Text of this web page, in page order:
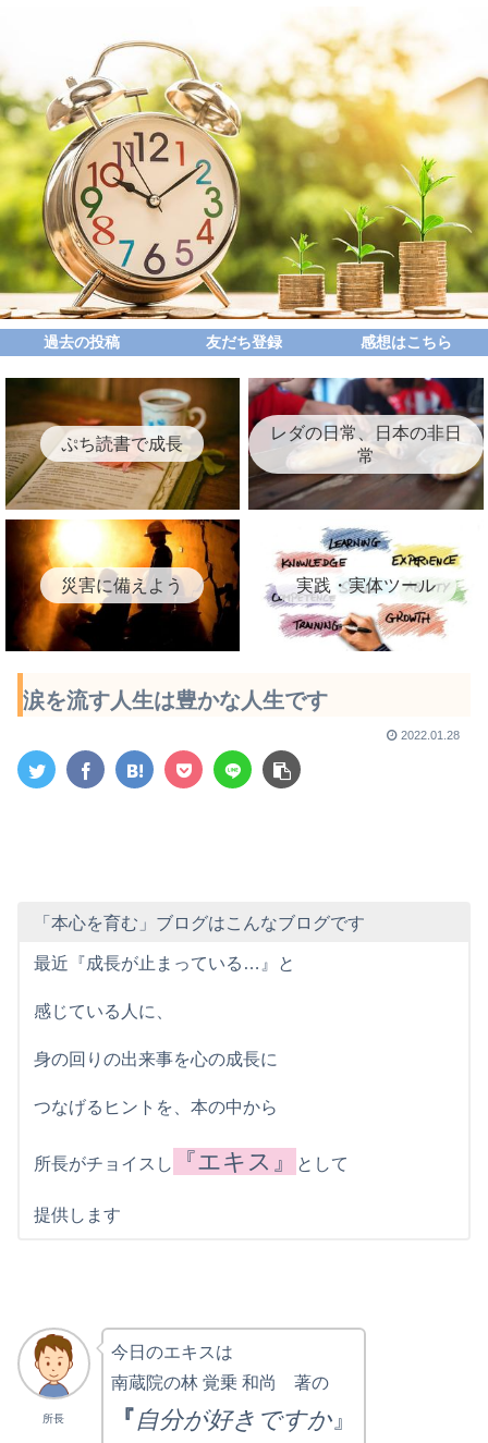
過去の投稿 友だち登録 感想はこちら
ぷち読書で成長
レダの日常、日本の非日
常
災害に備えよう 実践・実体ツール
涙を流す人生は豊かな人生です
2022.01.28
「本心を育む」ブログはこんなブログです
最近『成長が止まっている…』と
感じている人に、
身の回りの出来事を心の成長に
つなげるヒントを、本の中から
所長がチョイスし 『エキス』 として
提供します
所長
今日のエキスは
南蔵院の林 覚乗 和尚 著の
『自分が好きですか』